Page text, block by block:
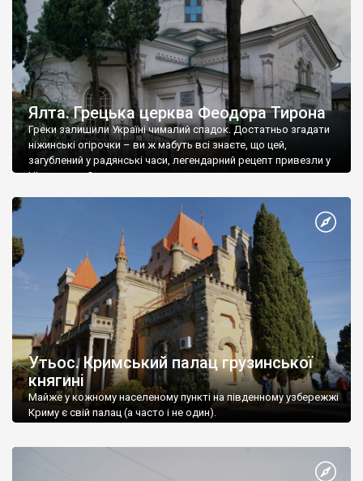
Ялта. Грецька церква Феодора Тирона
Греки залишили Україні чималий спадок. Достатньо згадати
ніжинські огірочки – ви ж мабуть всі знаєте, що цей,
загублений у радянські часи, легендарний рецепт привезли у
Ніжин греки?
Утьос. Кримський палац грузинської
княгині
Майже у кожному населеному пункті на південному узбережжі
Криму є свій палац (а часто і не один).